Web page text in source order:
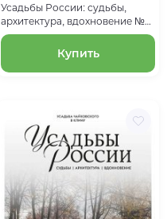
Усадьбы России: судьбы,
архитектура, вдохновение №
4: Усадьба Марфино
Купить